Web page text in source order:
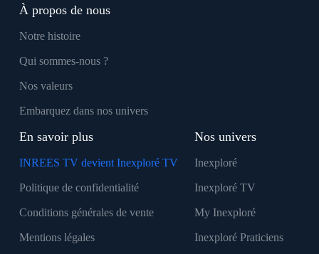
À propos de nous
Notre histoire
Qui sommes-nous ?
Nos valeurs
Embarquez dans nos univers
En savoir plus
INREES TV devient Inexploré TV
Politique de confidentialité
Conditions générales de vente
Mentions légales
Nos univers
Inexploré
Inexploré TV
My Inexploré
Inexploré Praticiens